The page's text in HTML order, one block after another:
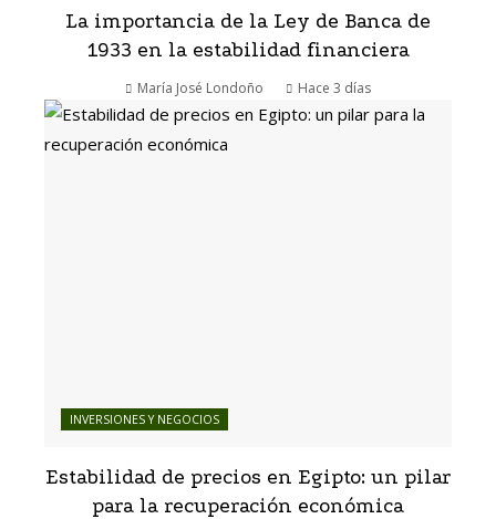
La importancia de la Ley de Banca de
1933 en la estabilidad financiera
María José Londoño Hace 3 días
INVERSIONES Y NEGOCIOS
Estabilidad de precios en Egipto: un pilar
para la recuperación económica